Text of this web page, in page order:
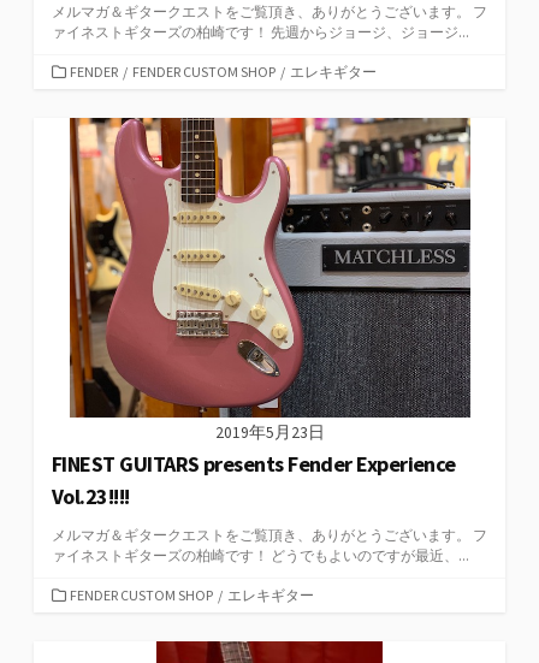
メルマガ＆ギタークエストをご覧頂き、ありがとうございます。 フ
ァイネストギターズの柏崎です！ 先週からジョージ、ジョージ...
カ
ゴ
リ
ー
FENDER / FENDER CUSTOM SHOP / エレキギター
2019年5月23日
FINEST GUITARS presents Fender Experience
Vol.23!!!!
メルマガ＆ギタークエストをご覧頂き、ありがとうございます。 フ
ァイネストギターズの柏崎です！ どうでもよいのですが最近、...
カFENDER CUSTOM SHOP / エレキギター